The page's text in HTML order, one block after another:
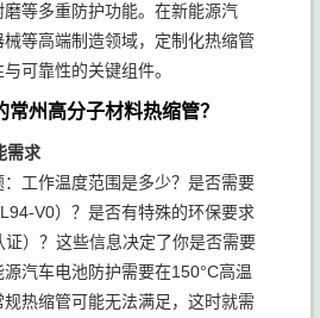
等多重防护功能。在新能源汽
等高端制造领域，定制化热缩管
可靠性的关键组件。
州高分子材料热缩管？
需求
工作温度范围是多少？是否需要
V0）？是否有特殊的环保要求
证）？这些信息决定了你是否需要
汽车电池防护需要在150°C高温
热缩管可能无法满足，这时就需